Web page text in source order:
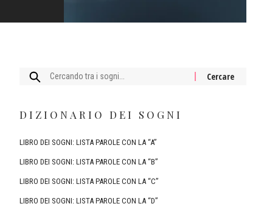
Cercare:
DIZIONARIO DEI SOGNI
LIBRO DEI SOGNI: LISTA PAROLE CON LA “A”
LIBRO DEI SOGNI: LISTA PAROLE CON LA “B”
LIBRO DEI SOGNI: LISTA PAROLE CON LA “C”
LIBRO DEI SOGNI: LISTA PAROLE CON LA “D”